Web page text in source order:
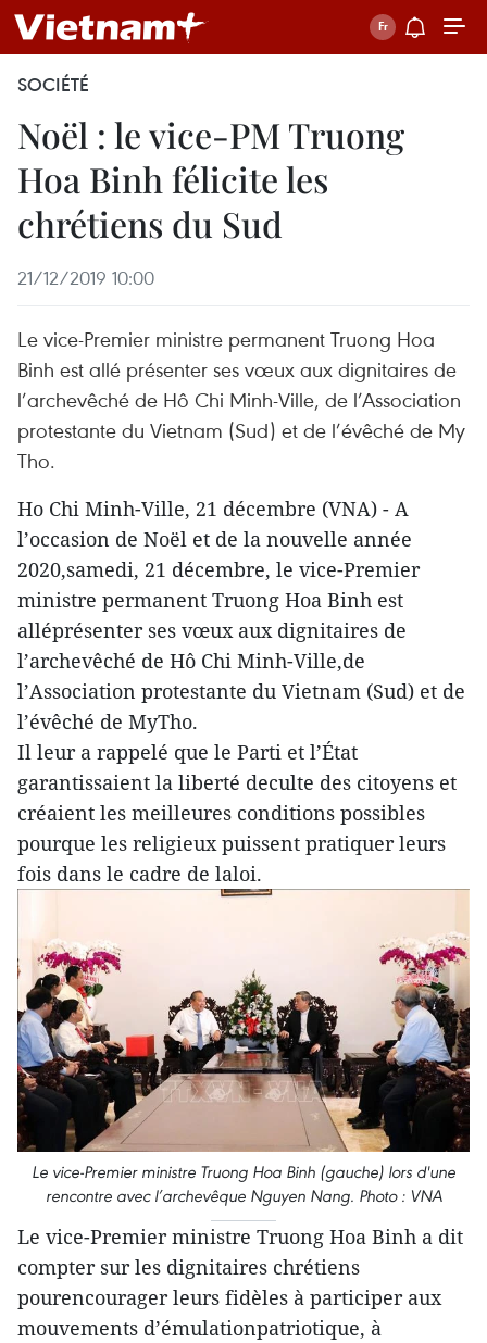
SOCIÉTÉ
Noël : le vice-PM Truong
Hoa Binh félicite les
chrétiens du Sud
21/12/2019 10:00
Le vice-Premier ministre permanent Truong Hoa
Binh est allé présenter ses vœux aux dignitaires de
l’archevêché de Hô Chi Minh-Ville, de l’Association
protestante du Vietnam (Sud) et de l’évêché de My
Tho.
Ho Chi Minh-Ville, 21 décembre (VNA) - A
l’occasion de Noël et de la nouvelle année
2020,samedi, 21 décembre, le vice-Premier
ministre permanent Truong Hoa Binh est
alléprésenter ses vœux aux dignitaires de
l’archevêché de Hô Chi Minh-Ville,de
l’Association protestante du Vietnam (Sud) et de
l’évêché de MyTho.
Il leur a rappelé que le Parti et l’État
garantissaient la liberté deculte des citoyens et
créaient les meilleures conditions possibles
pourque les religieux puissent pratiquer leurs
fois dans le cadre de laloi.
Le vice-Premier ministre Truong Hoa Binh (gauche) lors d'une
rencontre avec l’archevêque Nguyen Nang. Photo : VNA
Le vice-Premier ministre Truong Hoa Binh a dit
compter sur les dignitaires chrétiens
pourencourager leurs fidèles à participer aux
mouvements d’émulationpatriotique, à